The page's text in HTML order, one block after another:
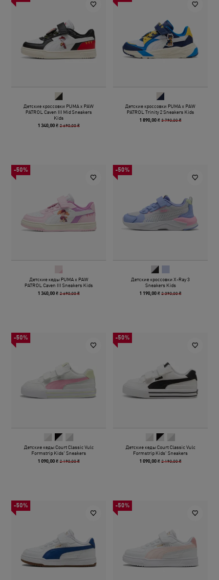
Детские кроссовки PUMA x PAW
PATROL Caven III Mid Sneakers
Kids
1 340,00 ₴ 2 690,00 ₴
Детские кроссовки PUMA x PAW
PATROL Trinity 2 Sneakers Kids
1 890,00 ₴ 3 790,00 ₴
-50%
Детские кеды PUMA x PAW
PATROL Caven III Sneakers Kids
1 340,00 ₴ 2 690,00 ₴
-50%
Детские кроссовки X-Ray 3
Sneakers Kids
1 190,00 ₴ 2 390,00 ₴
-50%
Детские кеды Court Classic Vulc
Formstrip Kids' Sneakers
1 090,00 ₴ 2 190,00 ₴
-50%
Детские кеды Court Classic Vulc
Formstrip Kids' Sneakers
1 090,00 ₴ 2 190,00 ₴
-50% -50%